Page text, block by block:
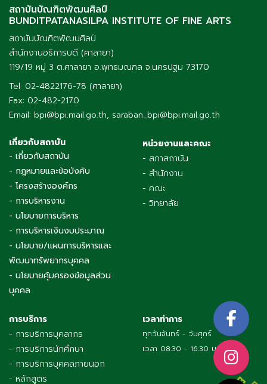
สถาบันบัณฑิตพัฒนศิลป์
BUNDITPATANASILPA INSTITUTE OF FINE ARTS
สถาบันบัณฑิตพัฒนศิลป์
สำนักงานอธิการบดี (ศาลายา)
119/19 หมู่ 3 ต.ศาลายา อ.พุทธมณฑล จ.นครปฐม 73170
Tel: 02-4822176-78 (ศาลายา)
Fax: 02-482-2170
Email: bpi@bpi.mail.go.th, saraban_bpi@bpi.mail.go.th
เกี่ยวกับสถาบัน
- เกี่ยวกับสถาบัน
- กฎหมายและข้อบังคับ
- โครงสร้างองค์กร
- การบริหารงาน
- นโยบายการบริหาร
- การบริหารเงินงบประมาณ
- นโยบาย/แผนการบริหารและ
พัฒนาทรัพยากรบุคคล
- นโยบายคุ้มครองข้อมูลส่วน
บุคคล
หน่วยงานและคณะ
- สภาสถาบัน
- สำนักงาน
- คณะ
- วิทยาลัย
การบริการ
- การบริการบุคลากร
- การบริการนักศึกษา
- การบริการบุคคลภายนอก
- หลักสูตร
เวลาทำการ
ทุกวันจันทร์ - วันศุกร์
เวลา 08:30 - 16:30 น.